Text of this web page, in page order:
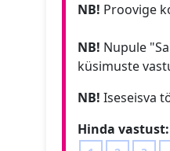
NB! Proovige
NB! Nupule
küsimuste
NB! Iseseisva
Hinda vastust: